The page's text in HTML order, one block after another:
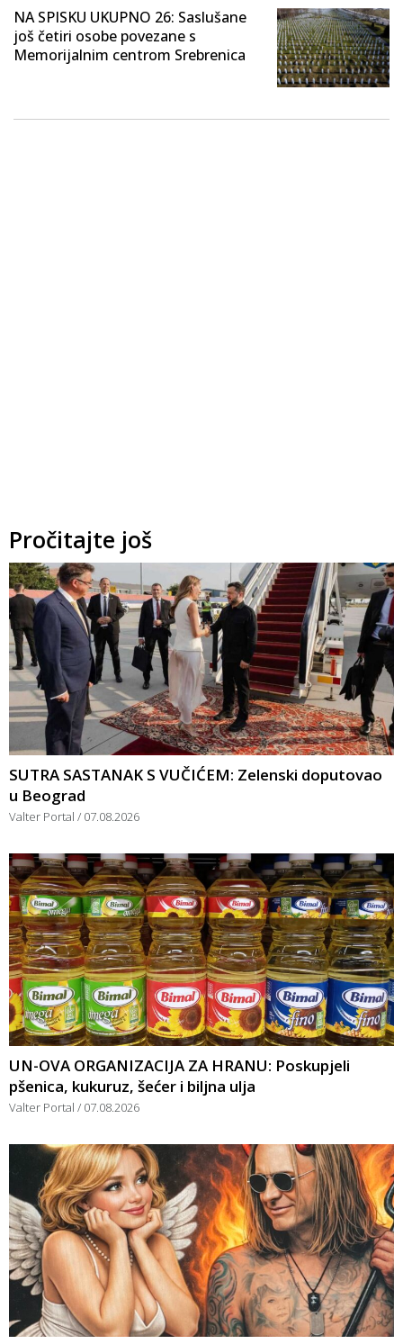
NA SPISKU UKUPNO 26: Saslušane
još četiri osobe povezane s
Memorijalnim centrom Srebrenica
Pročitajte još
SUTRA SASTANAK S VUČIĆEM: Zelenski doputovao
u Beograd
Valter Portal 07.08.2026
UN-OVA ORGANIZACIJA ZA HRANU: Poskupjeli
pšenica, kukuruz, šećer i biljna ulja
Valter Portal 07.08.2026